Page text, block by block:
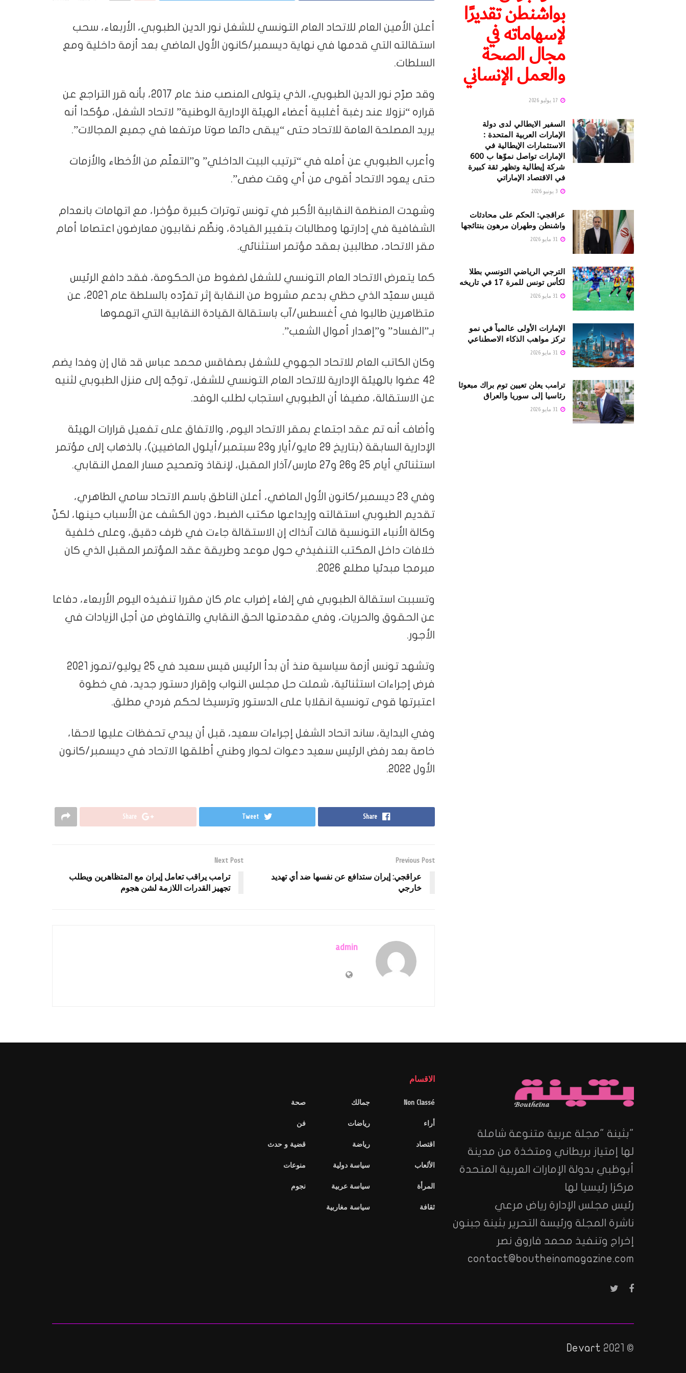
أعلن الأمين العام للاتحاد العام التونسي للشغل نور الدين الطبوبي، الأربعاء، سحب
استقالته التي قدمها في نهاية ديسمبر/كانون الأول الماضي بعد أزمة داخلية ومع
السلطات.
وقد صرّح نور الدين الطبوبي، الذي يتولى المنصب منذ عام 2017، بأنه قرر التراجع عن
قراره “نزولا عند رغبة أغلبية أعضاء الهيئة الإدارية الوطنية” لاتحاد الشغل، مؤكدا أنه
يريد المصلحة العامة للاتحاد حتى “يبقى دائما صوتا مرتفعا في جميع المجالات”.
وأعرب الطبوبي عن أمله في “ترتيب البيت الداخلي” و”التعلّم من الأخطاء والأزمات
حتى يعود الاتحاد أقوى من أي وقت مضى”.
وشهدت المنظمة النقابية الأكبر في تونس توترات كبيرة مؤخرا، مع اتهامات بانعدام
الشفافية في إدارتها ومطالبات بتغيير القيادة، ونظّم نقابيون معارضون اعتصاما أمام
مقر الاتحاد، مطالبين بعقد مؤتمر استثنائي.
كما يتعرض الاتحاد العام التونسي للشغل لضغوط من الحكومة، فقد دافع الرئيس
قيس سعيّد الذي حظي بدعم مشروط من النقابة إثر تفرّده بالسلطة عام 2021، عن
متظاهرين طالبوا في أغسطس/آب باستقالة القيادة النقابية التي اتهموها
بـ”الفساد” و”إهدار أموال الشعب”.
وكان الكاتب العام للاتحاد الجهوي للشغل بصفاقس محمد عباس قد قال إن وفدا يضم
42 عضوا بالهيئة الإدارية للاتحاد العام التونسي للشغل، توجّه إلى منزل الطبوبي لثنيه
عن الاستقالة، مضيفا أن الطبوبي استجاب لطلب الوفد.
وأضاف أنه تم عقد اجتماع بمقر الاتحاد اليوم، والاتفاق على تفعيل قرارات الهيئة
الإدارية السابقة (بتاريخ 29 مايو/أيار و23 سبتمبر/أيلول الماضيين)، بالذهاب إلى مؤتمر
استثنائي أيام 25 و26 و27 مارس/آذار المقبل، لإنقاذ وتصحيح مسار العمل النقابي.
وفي 23 ديسمبر/كانون الأول الماضي، أعلن الناطق باسم الاتحاد سامي الطاهري،
تقديم الطبوبي استقالته وإيداعها مكتب الضبط، دون الكشف عن الأسباب حينها، لكنّ
وكالة الأنباء التونسية قالت آنذاك إن الاستقالة جاءت في ظرف دقيق، وعلى خلفية
خلافات داخل المكتب التنفيذي حول موعد وطريقة عقد المؤتمر المقبل الذي كان
مبرمجا مبدئيا مطلع 2026.
وتسببت استقالة الطبوبي في إلغاء إضراب عام كان مقررا تنفيذه اليوم الأربعاء، دفاعا
عن الحقوق والحريات، وفي مقدمتها الحق النقابي والتفاوض من أجل الزيادات في
الأجور.
وتشهد تونس أزمة سياسية منذ أن بدأ الرئيس قيس سعيد في 25 يوليو/تموز 2021
فرض إجراءات استثنائية، شملت حل مجلس النواب وإقرار دستور جديد، في خطوة
اعتبرتها قوى تونسية انقلابا على الدستور وترسيخا لحكم فردي مطلق.
وفي البداية، ساند اتحاد الشغل إجراءات سعيد، قبل أن يبدي تحفظات عليها لاحقا،
خاصة بعد رفض الرئيس سعيد دعوات لحوار وطني أطلقها الاتحاد في ديسمبر/كانون
الأول 2022.
Share
Tweet
Share
Previous Post
عراقجي: إيران ستدافع عن نفسها ضد أي تهديد
خارجي
Next Post
ترامب يراقب تعامل إيران مع المتظاهرين ويطلب
تجهيز القدرات اللازمة لشن هجوم
admin
بواشنطن تقديرًا
لإسهاماته في
مجال الصحة
والعمل الإنساني
السفير الايطالي لدى دولة
الإمارات العربية المتحدة :
الاستثمارات الإيطالية في
الإمارات تواصل نموّها ب 600
شركة إيطالية وتظهر ثقة كبيرة
في الاقتصاد الإماراتي
عراقجي: الحكم على محادثات
واشنطن وطهران مرهون بنتائجها
الترجي الرياضي التونسي بطلا
لكأس تونس للمرة 17 في تاريخه
الإمارات الأولى عالمياً في نمو
تركز مواهب الذكاء الاصطناعي
ترامب يعلن تعيين توم براك مبعوثا
رئاسيا إلى سوريا والعراق
"بثينة "مجلة عربية متنوعة شاملة
لها إمتياز بريطاني ومتخذة من مدينة
أبوظبي بدولة الإمارات العربية المتحدة
مركزا رئيسيا لها
رئيس مجلس الإدارة رياض مرعي
ناشرة المجلة ورئيسة التحرير بثينة جبنون
إخراج وتنفيذ محمد فاروق نصر
contact@boutheinamagazine.com
الاقسام
Non Classé
أراء
اقتصاد
الألعاب
المرأة
ثقافة
جمالك
رياضات
رياضة
سياسة دولية
سياسة عربية
سياسة مغاربية
صحة
فن
قضية و حدث
منوعات
نجوم
© 2021
Devart